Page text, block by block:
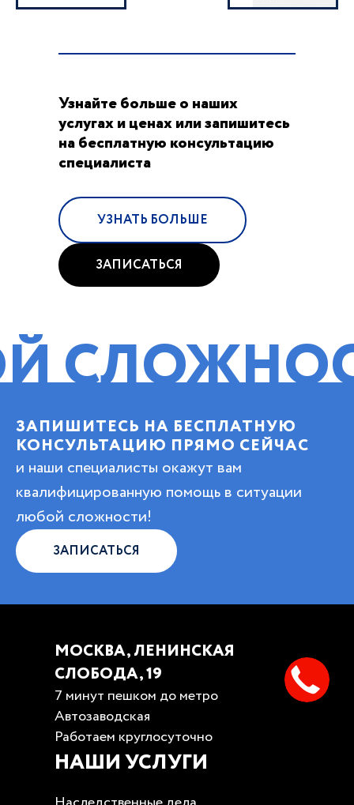
Узнайте больше о наших
услугах и ценах или запишитесь
на бесплатную консультацию
специалиста
УЗНАТЬ БОЛЬШЕ
ЗАПИСАТЬСЯ
ЗАПИШИТЕСЬ НА БЕСПЛАТНУЮ
КОНСУЛЬТАЦИЮ ПРЯМО СЕЙЧАС
и наши специалисты окажут вам
квалифицированную помощь в ситуации
любой сложности!
ЗАПИСАТЬСЯ
МОСКВА, ЛЕНИНСКАЯ
СЛОБОДА, 19
7 минут пешком до метро
Автозаводская
Работаем круглосуточно
НАШИ УСЛУГИ